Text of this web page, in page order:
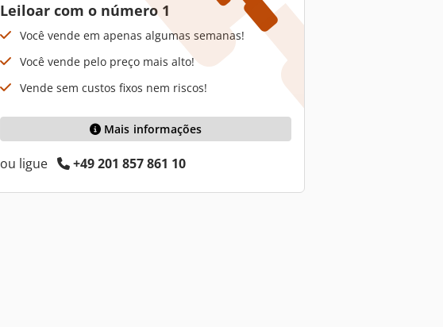
Leiloar com o número 1
Você vende em apenas algumas semanas!
Você vende pelo preço mais alto!
Vende sem custos fixos nem riscos!
Mais informações
ou ligue +49 201 857 861 10